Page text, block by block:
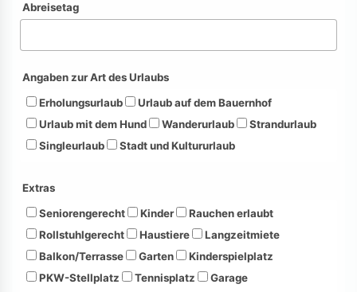
Abreisetag
Angaben zur Art des Urlaubs
Erholungsurlaub
Urlaub auf dem Bauernhof
Urlaub mit dem Hund
Wanderurlaub
Strandurlaub
Singleurlaub
Stadt und Kultururlaub
Extras
Seniorengerecht
Kinder
Rauchen erlaubt
Rollstuhlgerecht
Haustiere
Langzeitmiete
Balkon/Terrasse
Garten
Kinderspielplatz
PKW-Stellplatz
Tennisplatz
Garage